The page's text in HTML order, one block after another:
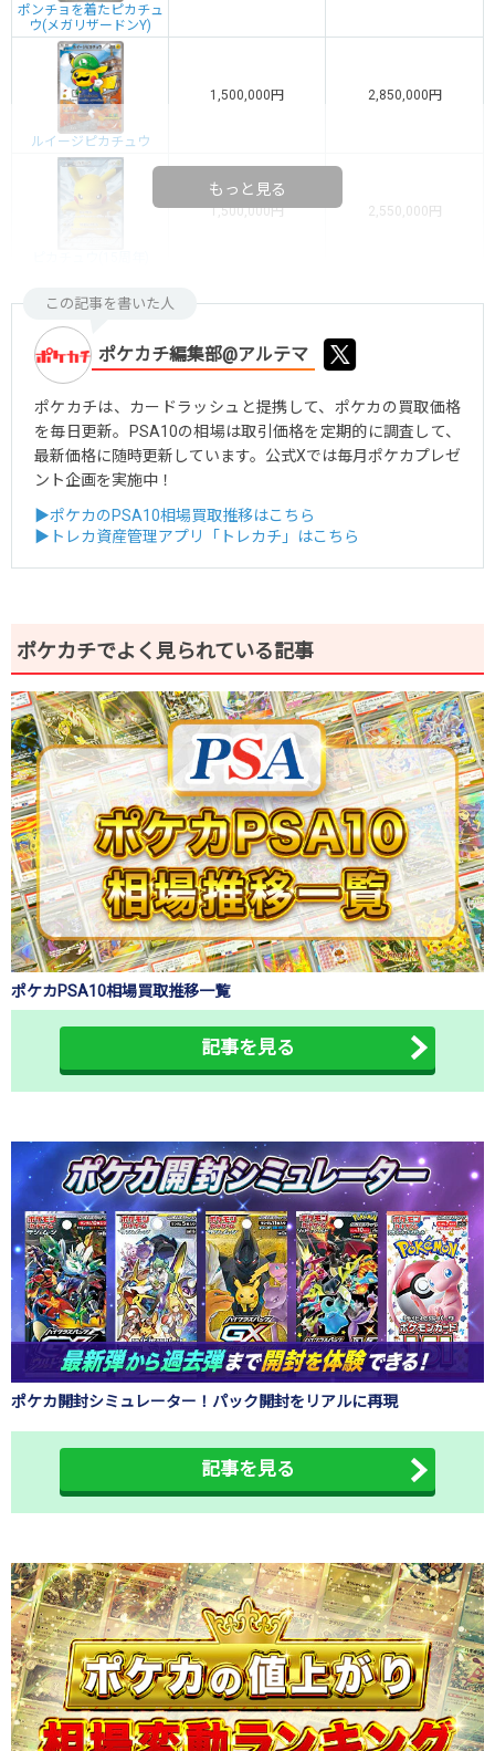
ポンチョを着たピカチュ
ウ(メガリザードンY)
ルイージピカチュウ
1,500,000円 2,850,000円
1,500,000円 2,550,000円
もっと見る
この記事を書いた人
ポケカチ編集部@アルテマ
ポケカチは、カードラッシュと提携して、ポケカの買取価格
を毎日更新。PSA10の相場は取引価格を定期的に調査して、
最新価格に随時更新しています。公式Xでは毎月ポケカプレゼ
ント企画を実施中！
▶ポケカのPSA10相場買取推移はこちら
▶トレカ資産管理アプリ「トレカチ」はこちら
ポケカチでよく見られている記事
ポケカPSA10相場買取推移一覧
記事を見る
ポケカ開封シミュレーター！パック開封をリアルに再現
記事を見る